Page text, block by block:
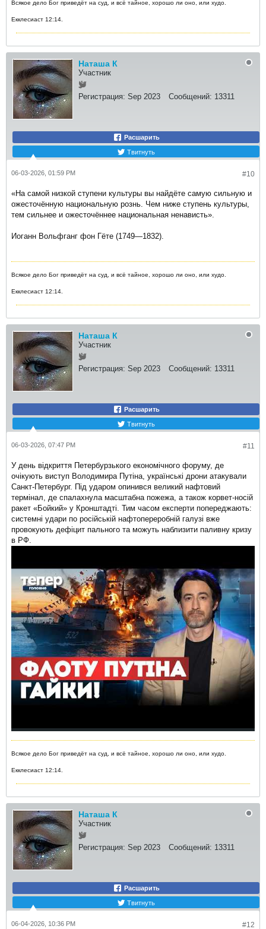
Всякое дело Бог приведёт на суд, и всё тайное, хорошо ли оно, или худо.
Екклесиаст 12:14.
Наташа К
Участник
Регистрация: Sep 2023 Сообщений: 13311
Расшарить
Твитнуть
#10
06-03-2026, 01:59 PM
«На самой низкой ступени культуры вы найдёте самую сильную и
ожесточённую национальную рознь. Чем ниже ступень культуры,
тем сильнее и ожесточённее национальная ненависть».
Иоганн Вольфганг фон Гёте (1749—1832).
Всякое дело Бог приведёт на суд, и всё тайное, хорошо ли оно, или худо.
Екклесиаст 12:14.
Наташа К
Участник
Регистрация: Sep 2023 Сообщений: 13311
Расшарить
Твитнуть
#11
06-03-2026, 07:47 PM
У день відкриття Петербурзького економічного форуму, де
очікують виступ Володимира Путіна, українські дрони атакували
Санкт-Петербург. Під ударом опинився великий нафтовий
термінал, де спалахнула масштабна пожежа, а також корвет-носій
ракет «Бойкий» у Кронштадті. Тим часом експерти попереджають:
системні удари по російській нафтопереробній галузі вже
провокують дефіцит пального та можуть наблизити паливну кризу
в РФ.
Всякое дело Бог приведёт на суд, и всё тайное, хорошо ли оно, или худо.
Екклесиаст 12:14.
Наташа К
Участник
Регистрация: Sep 2023 Сообщений: 13311
Расшарить
Твитнуть
#12
06-04-2026, 10:36 PM